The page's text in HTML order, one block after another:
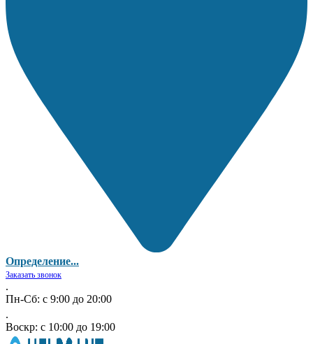
Определение...
Заказать звонок
.
Пн-Сб: с 9:00 до 20:00
.
Воскр: с 10:00 до 19:00